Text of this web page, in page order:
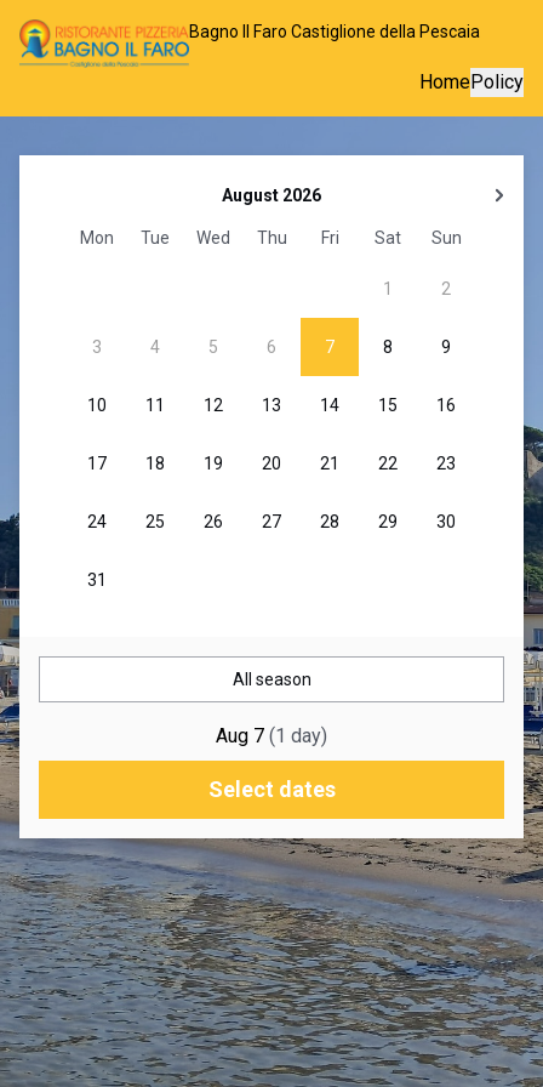
Bagno Il Faro Castiglione della Pescaia
HomePolicy
All season
Aug 7 (1 day)
Select dates